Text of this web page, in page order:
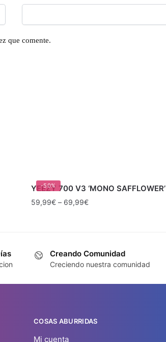
que comente.
-50%
YEEZY 700 V3 ‘MONO SAFFLOWER’
59,99€– 69,99€
Creando Comunidad
Creciendo nuestra comunidad
COSAS ABURRIDAS
Mi cuenta